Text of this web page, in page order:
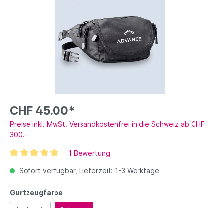
CHF 45.00*
Preise inkl. MwSt. Versandkostenfrei in die Schweiz ab CHF
300.-
1 Bewertung
Sofort verfügbar, Lieferzeit: 1-3 Werktage
Gurtzeugfarbe